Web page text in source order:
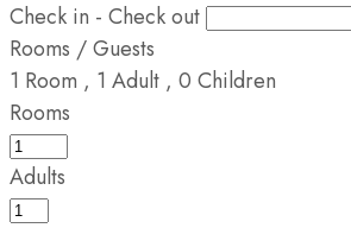
Check in - Check out
Rooms / Guests
1 Room , 1 Adult , 0 Children
Rooms
Adults